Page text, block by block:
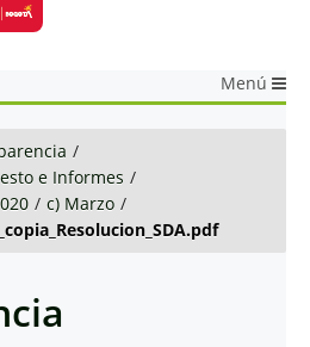
Menú
/
e Informes /
/ c) Marzo /